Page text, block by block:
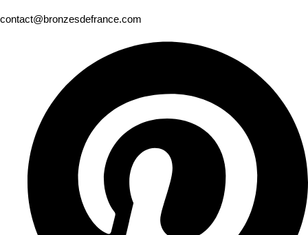
contact@bronzesdefrance.com